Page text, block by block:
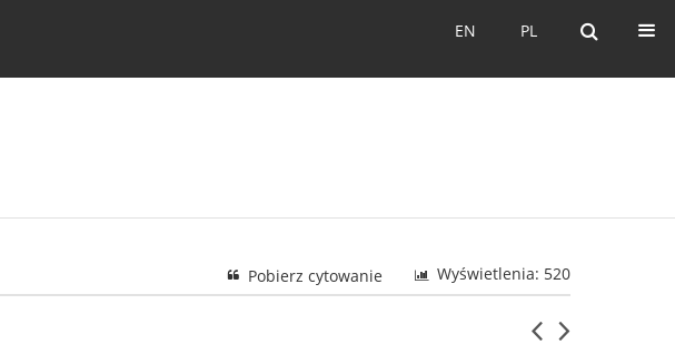
PL
EN PL
EN
Wyświetlenia: 520
Pobierz cytowanie